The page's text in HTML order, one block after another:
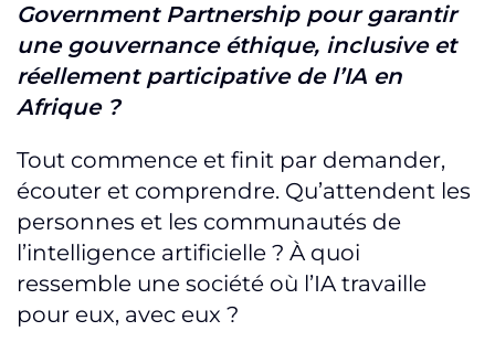
Government Partnership pour garantir
une gouvernance éthique, inclusive et
réellement participative de l’IA en
Afrique ?
Tout commence et finit par demander,
écouter et comprendre. Qu’attendent les
personnes et les communautés de
l’intelligence artificielle ? À quoi
ressemble une société où l’IA travaille
pour eux, avec eux ?